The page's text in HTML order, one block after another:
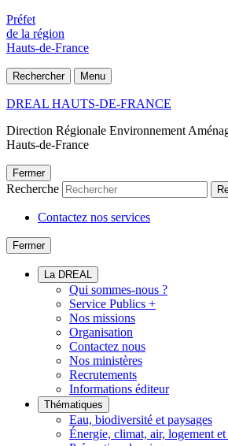
Préfet
de la région
Hauts-de-France
Rechercher Menu
DREAL HAUTS-DE-FRANCE
Direction Régionale Environnement
Hauts-de-France
Fermer
Recherche
Contactez nos services
Fermer
La DREAL
Qui sommes-nous ?
Service Publics +
Nos missions
Organisation
Contactez nous
Nos ministères
Recrutements
Informations éditeur
Thématiques
Eau, biodiversité et paysages
Énergie, climat, air, logement et